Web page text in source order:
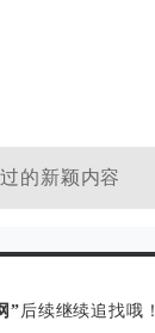
的新颖内容
” 后续继续追找哦！